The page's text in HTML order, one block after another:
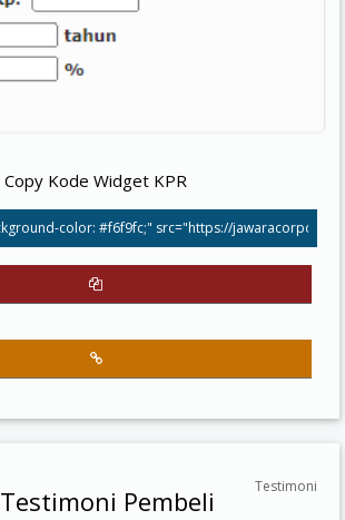
Copy Kode Widget KPR
Testimoni
Testimoni Pembeli